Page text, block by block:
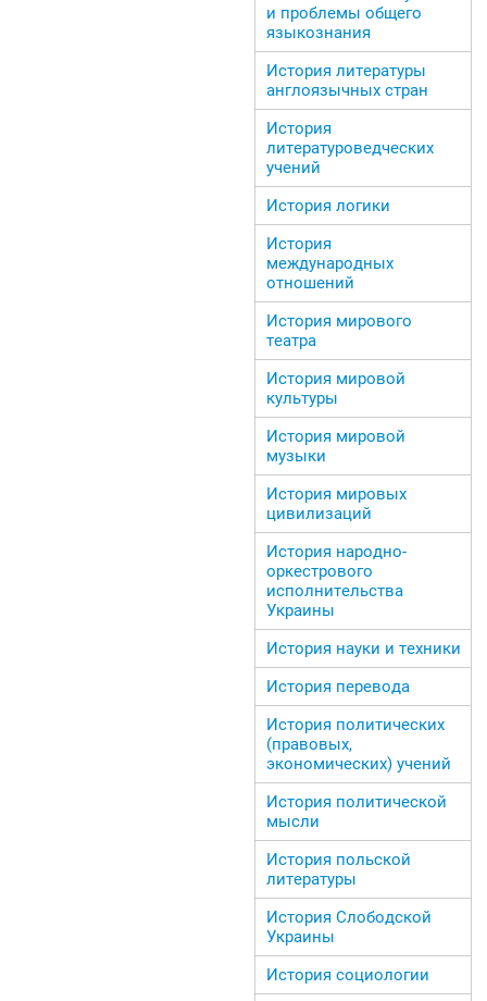
и проблемы общего
языкознания
История литературы
англоязычных стран
История
литературоведческих
учений
История логики
История
международных
отношений
История мирового
театра
История мировой
культуры
История мировой
музыки
История мировых
цивилизаций
История народно-
оркестрового
исполнительства
Украины
История науки и техники
История перевода
История политических
(правовых,
экономических) учений
История политической
мысли
История польской
литературы
История Слободской
Украины
История социологии